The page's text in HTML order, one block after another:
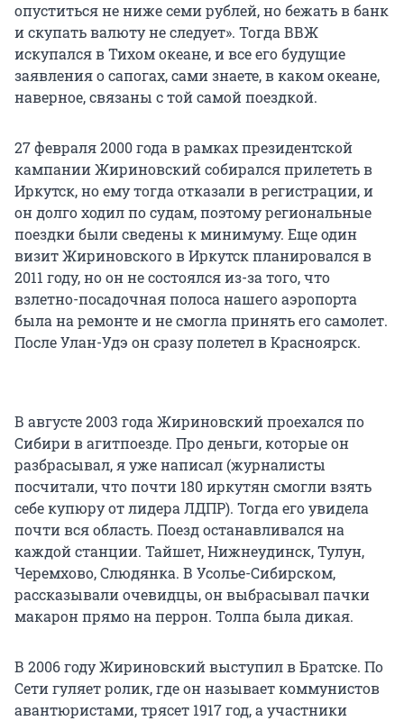
опуститься не ниже семи рублей, но бежать в банк
и скупать валюту не следует». Тогда ВВЖ
искупался в Тихом океане, и все его будущие
заявления о сапогах, сами знаете, в каком океане,
наверное, связаны с той самой поездкой.
27 февраля 2000 года в рамках президентской
кампании Жириновский собирался прилететь в
Иркутск, но ему тогда отказали в регистрации, и
он долго ходил по судам, поэтому региональные
поездки были сведены к минимуму. Еще один
визит Жириновского в Иркутск планировался в
2011 году, но он не состоялся из-за того, что
взлетно-посадочная полоса нашего аэропорта
была на ремонте и не смогла принять его самолет.
После Улан-Удэ он сразу полетел в Красноярск.
В августе 2003 года Жириновский проехался по
Сибири в агитпоезде. Про деньги, которые он
разбрасывал, я уже написал (журналисты
посчитали, что почти 180 иркутян смогли взять
себе купюру от лидера ЛДПР). Тогда его увидела
почти вся область. Поезд останавливался на
каждой станции. Тайшет, Нижнеудинск, Тулун,
Черемхово, Слюдянка. В Усолье-Сибирском,
рассказывали очевидцы, он выбрасывал пачки
макарон прямо на перрон. Толпа была дикая.
В 2006 году Жириновский выступил в Братске. По
Сети гуляет ролик, где он называет коммунистов
авантюристами, трясет 1917 год, а участники